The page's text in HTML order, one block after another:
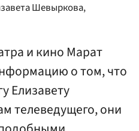
Шевыркова,
и кино Марат
о том, что
Елизавету
телеведущего, они